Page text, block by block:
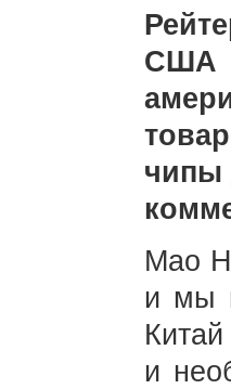
США
чипы
Мао
и мы
и